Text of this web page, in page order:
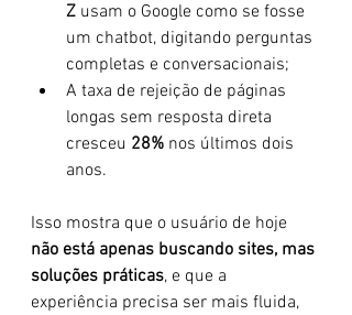
Z usam o Google como se fosse
um chatbot, digitando perguntas
completas e conversacionais;
A taxa de rejeição de páginas
longas sem resposta direta
cresceu 28% nos últimos dois
anos.
Isso mostra que o usuário de hoje
não está apenas buscando sites, mas
soluções práticas, e que a
experiência precisa ser mais fluida,